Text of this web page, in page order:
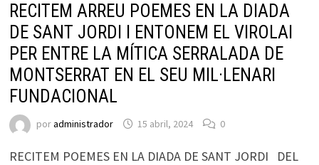
RECITEM ARREU POEMES EN LA DIADA
DE SANT JORDI I ENTONEM EL VIROLAI
PER ENTRE LA MÍTICA SERRALADA DE
MONTSERRAT EN EL SEU MIL·LENARI
FUNDACIONAL
poradministrador 15 abril, 2024 0
RECITEM POEMES EN LA DIADA DE SANT JORDI DEL